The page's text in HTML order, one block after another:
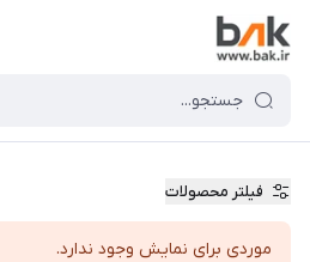
فیلتر محصولات
موردی برای نمایش وجود ندارد.